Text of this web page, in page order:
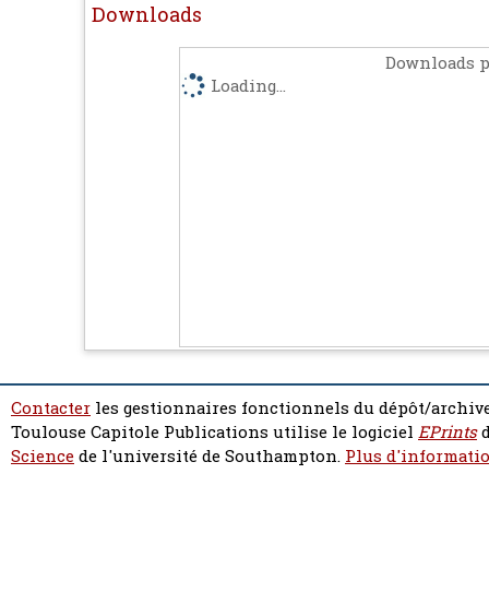
Downloads
Downloads
Loading...
Contacter les gestionnaires fonctionnels du dépôt/
Toulouse Capitole Publications utilise le logiciel EPrints
Sciencede l'université de Southampton. Plus